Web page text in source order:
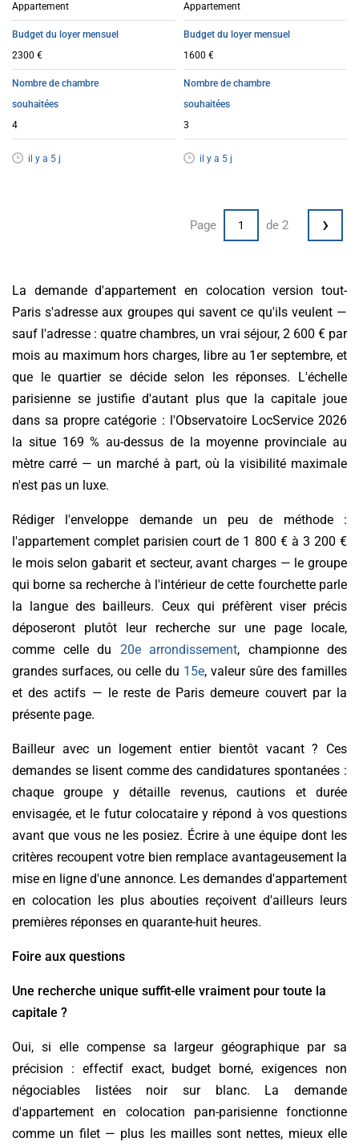
Appartement
Budget du loyer mensuel
2300 €
Nombre de chambre
souhaitées
4
il y a 5 j
Appartement
Budget du loyer mensuel
1600 €
Nombre de chambre
souhaitées
3
il y a 5 j
Page de 2 ›
La demande d'appartement en colocation version tout-
Paris s'adresse aux groupes qui savent ce qu'ils veulent —
sauf l'adresse : quatre chambres, un vrai séjour, 2 600 € par
mois au maximum hors charges, libre au 1er septembre, et
que le quartier se décide selon les réponses. L'échelle
parisienne se justifie d'autant plus que la capitale joue
dans sa propre catégorie : l'Observatoire LocService 2026
la situe 169 % au-dessus de la moyenne provinciale au
mètre carré — un marché à part, où la visibilité maximale
n'est pas un luxe.
Rédiger l'enveloppe demande un peu de méthode :
l'appartement complet parisien court de 1 800 € à 3 200 €
le mois selon gabarit et secteur, avant charges — le groupe
qui borne sa recherche à l'intérieur de cette fourchette parle
la langue des bailleurs. Ceux qui préfèrent viser précis
déposeront plutôt leur recherche sur une page locale,
comme celle du 20e arrondissement, championne des
grandes surfaces, ou celle du 15e, valeur sûre des familles
et des actifs — le reste de Paris demeure couvert par la
présente page.
Bailleur avec un logement entier bientôt vacant ? Ces
demandes se lisent comme des candidatures spontanées :
chaque groupe y détaille revenus, cautions et durée
envisagée, et le futur colocataire y répond à vos questions
avant que vous ne les posiez. Écrire à une équipe dont les
critères recoupent votre bien remplace avantageusement la
mise en ligne d'une annonce. Les demandes d'appartement
en colocation les plus abouties reçoivent d'ailleurs leurs
premières réponses en quarante-huit heures.
Foire aux questions
Une recherche unique suffit-elle vraiment pour toute la
capitale ?
Oui, si elle compense sa largeur géographique par sa
précision : effectif exact, budget borné, exigences non
négociables listées noir sur blanc. La demande
d'appartement en colocation pan-parisienne fonctionne
comme un filet — plus les mailles sont nettes, mieux elle